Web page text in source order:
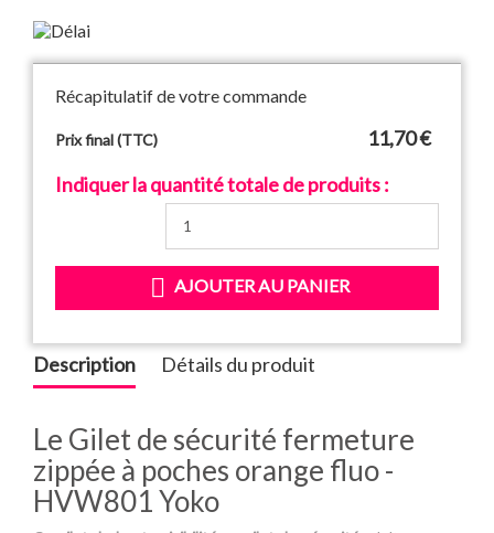
Récapitulatif de votre commande
Prix final (TTC)
11,70 €
Indiquer la quantité totale de produits :
 AJOUTER AU PANIER
Description Détails du produit
Le Gilet de sécurité fermeture
zippée à poches orange fluo -
HVW801 Yoko